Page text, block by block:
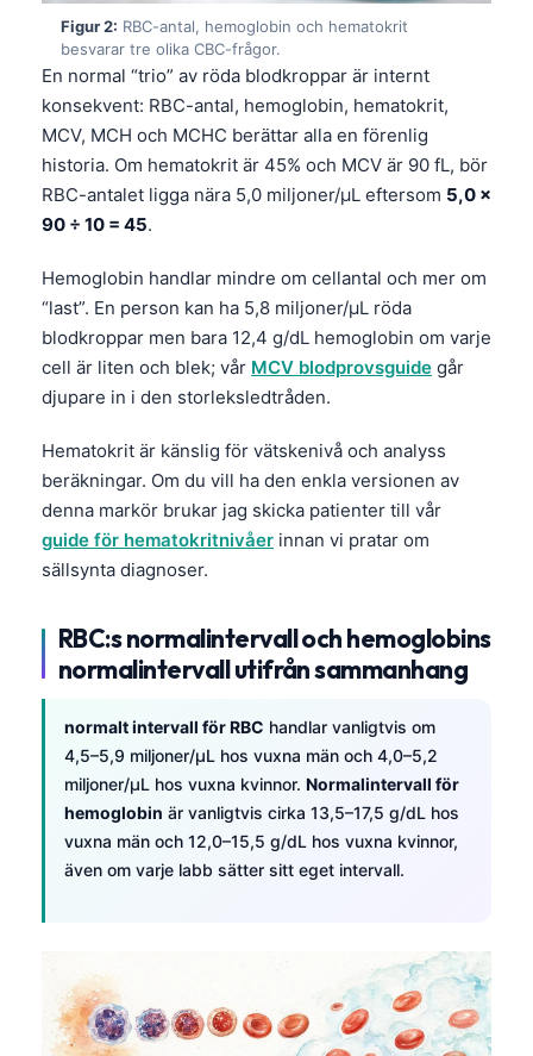
Figur 2: RBC-antal, hemoglobin och hematokrit
besvarar tre olika CBC-frågor.
En normal “trio” av röda blodkroppar är internt
konsekvent: RBC-antal, hemoglobin, hematokrit,
MCV, MCH och MCHC berättar alla en förenlig
historia. Om hematokrit är 45% och MCV är 90 fL, bör
RBC-antalet ligga nära 5,0 miljoner/µL eftersom 5,0 ×
90 ÷ 10 = 45.
Hemoglobin handlar mindre om cellantal och mer om
“last”. En person kan ha 5,8 miljoner/µL röda
blodkroppar men bara 12,4 g/dL hemoglobin om varje
cell är liten och blek; vår MCV blodprovsguide går
djupare in i den storleksledtråden.
Hematokrit är känslig för vätskenivå och analyss
beräkningar. Om du vill ha den enkla versionen av
denna markör brukar jag skicka patienter till vår
guide för hematokritnivåer innan vi pratar om
sällsynta diagnoser.
RBC:s normalintervall och hemoglobins
normalintervall utifrån sammanhang
normalt intervall för RBC handlar vanligtvis om
4,5–5,9 miljoner/µL hos vuxna män och 4,0–5,2
miljoner/µL hos vuxna kvinnor. Normalintervall för
hemoglobin är vanligtvis cirka 13,5–17,5 g/dL hos
vuxna män och 12,0–15,5 g/dL hos vuxna kvinnor,
även om varje labb sätter sitt eget intervall.